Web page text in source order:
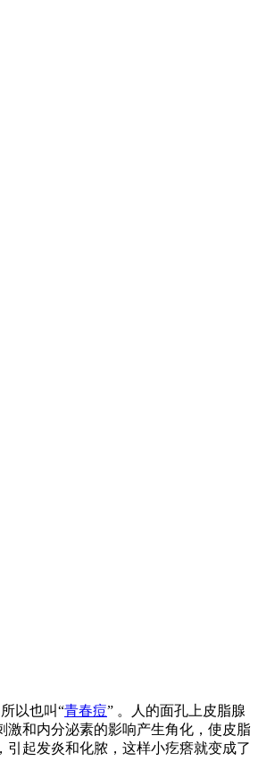
以也叫“青春痘” 。人的面孔上皮脂腺
和内分泌素的影响产生角化，使皮脂
起发炎和化脓，这样小疙瘩就变成了